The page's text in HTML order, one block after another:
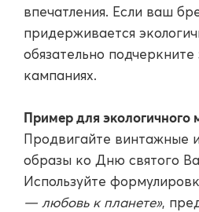
впечатления. Если ваш
придерживается
обязательно
кампаниях.
Пример для экологичного
Продвигайте винтажные
образы ко Дню святого
Используйте
— любовь к планете»,